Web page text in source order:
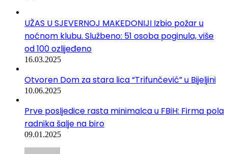
UŽAS U SJEVERNOJ MAKEDONIJI Izbio požar u
noćnom klubu. Službeno: 51 osoba poginula, više
od 100 ozlijeđeno
16.03.2025
Otvoren Dom za stara lica “Trifunčević” u Bijeljini
10.06.2025
Prve posljedice rasta minimalca u FBiH: Firma pola
radnika šalje na biro
09.01.2025